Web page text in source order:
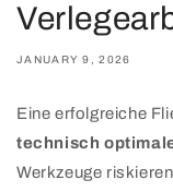
JANUARY 9, 2026
Eine erfolgreiche
technisch
Werkzeuge